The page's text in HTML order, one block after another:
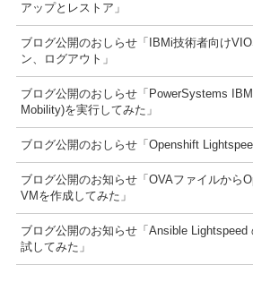
アップとレストア」
ブログ公開のおしらせ「IBMi技術者向け
ン、ログアウト」
ブログ公開のおしらせ「PowerSystems
Mobility)を実行してみた」
ブログ公開のおしらせ「Openshift
ブログ公開のお知らせ「OVAファイルから
VMを作成してみた」
ブログ公開のお知らせ「Ansible Lightspeed
試してみた」